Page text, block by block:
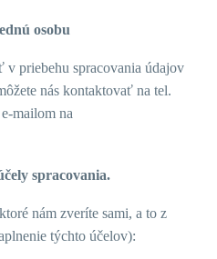
osobu
v priebehu spracovania údajov
nás kontaktovať na tel.
mailom na
spracovania.
nám zveríte sami, a to z
týchto účelov):